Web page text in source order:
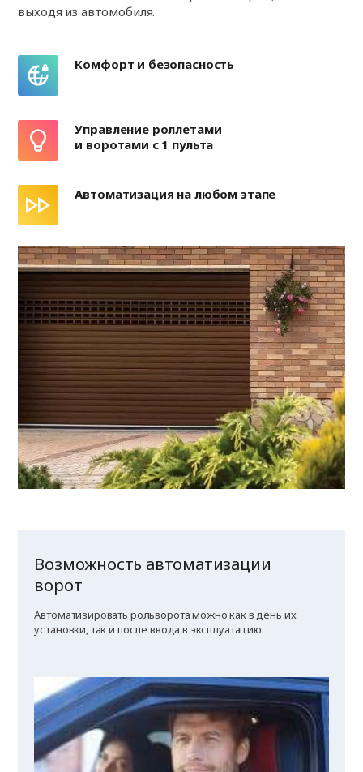
выходя из автомобиля.
Комфорт и безопасность
Управление роллетами
и воротами с 1 пульта
Автоматизация на любом этапе
Возможность автоматизации
ворот
Автоматизировать рольворота можно как в день их
установки, так и после ввода в эксплуатацию.